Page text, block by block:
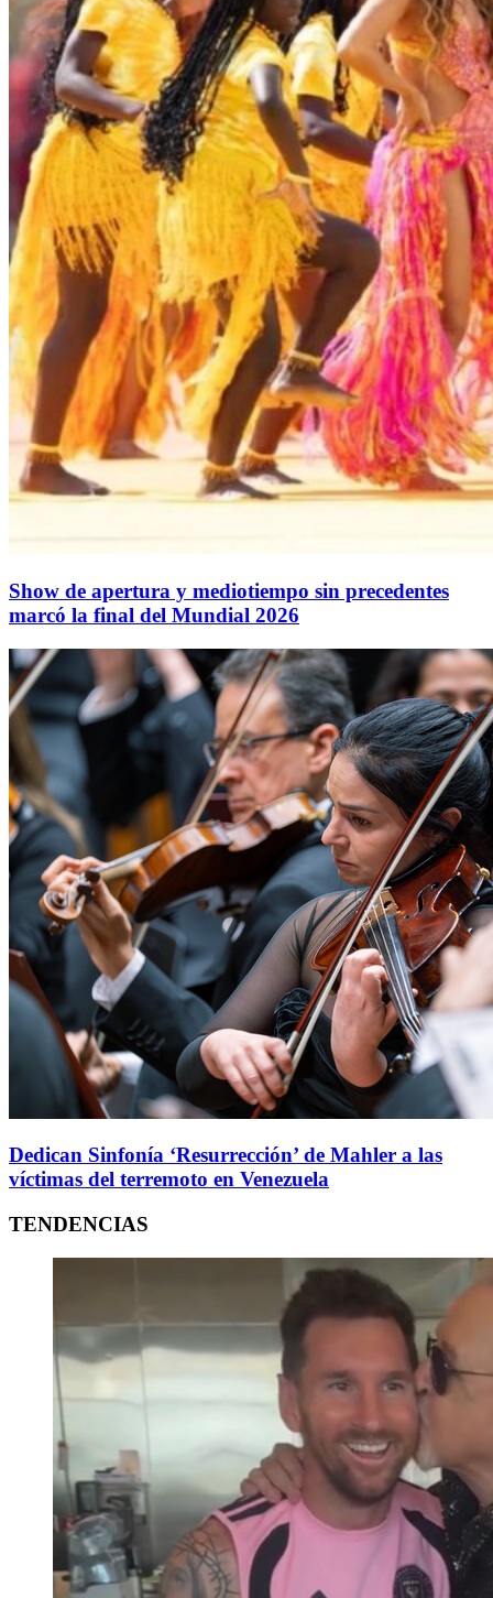
Show de apertura y mediotiempo sin precedentes
marcó la final del Mundial 2026
Dedican Sinfonía ‘Resurrección’ de Mahler a las
víctimas del terremoto en Venezuela
TENDENCIAS